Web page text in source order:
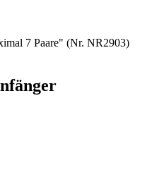
7 Paare" (Nr. NR2903)